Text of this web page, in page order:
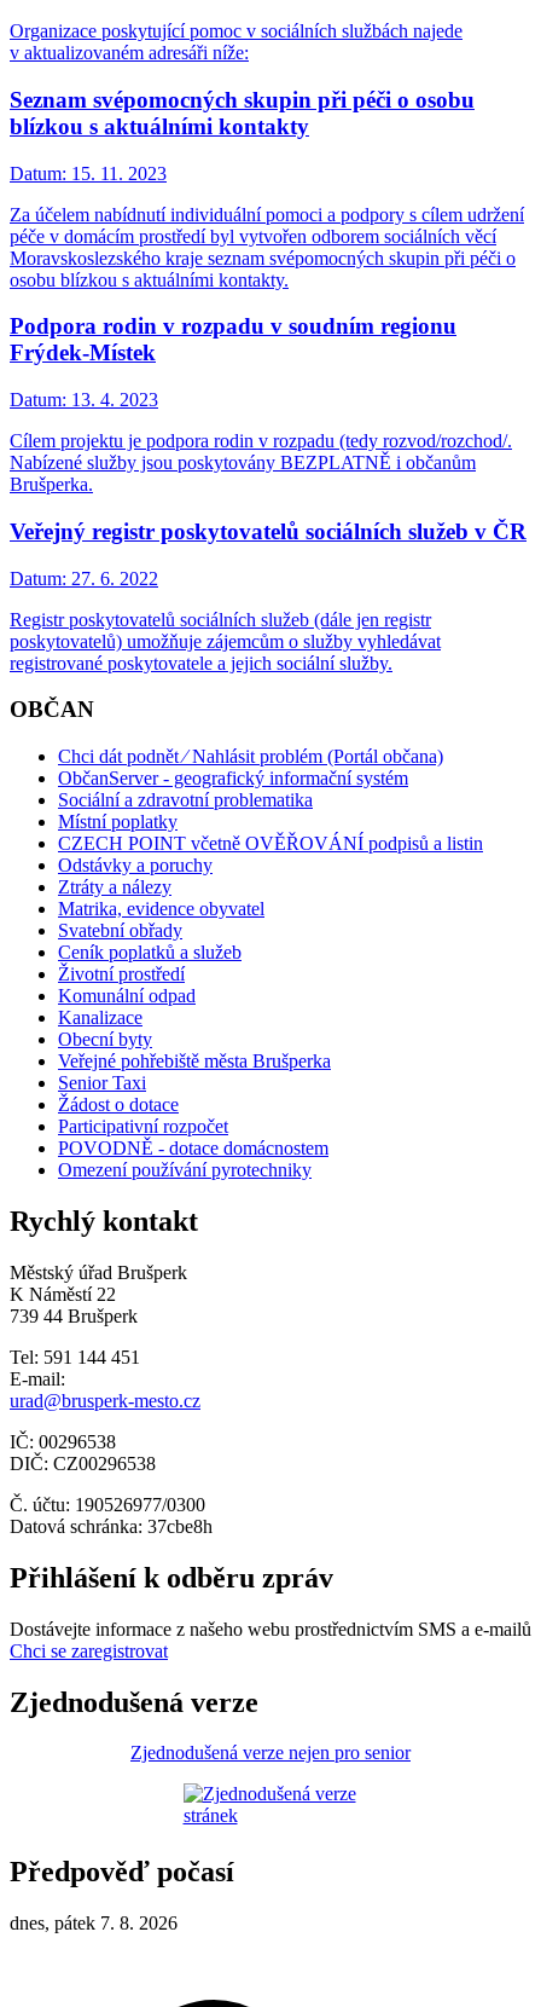
Organizace poskytující pomoc v sociálních službách najede
v aktualizovaném adresáři níže:
Seznam svépomocných skupin při péči o osobu
blízkou s aktuálními kontakty
Datum: 15. 11. 2023
Za účelem nabídnutí individuální pomoci a podpory s cílem udržení
péče v domácím prostředí byl vytvořen odborem sociálních věcí
Moravskoslezského kraje seznam svépomocných skupin při péči o
osobu blízkou s aktuálními kontakty.
Podpora rodin v rozpadu v soudním regionu
Frýdek-Místek
Datum: 13. 4. 2023
Cílem projektu je podpora rodin v rozpadu (tedy rozvod/rozchod/.
Nabízené služby jsou poskytovány BEZPLATNĚ i občanům
Brušperka.
Veřejný registr poskytovatelů sociálních služeb v ČR
Datum: 27. 6. 2022
Registr poskytovatelů sociálních služeb (dále jen registr
poskytovatelů) umožňuje zájemcům o služby vyhledávat
registrované poskytovatele a jejich sociální služby.
OBČAN
Chci dát podnět ⁄ Nahlásit problém (Portál občana)
ObčanServer - geografický informační systém
Sociální a zdravotní problematika
Místní poplatky
CZECH POINT včetně OVĚŘOVÁNÍ podpisů a listin
Odstávky a poruchy
Ztráty a nálezy
Matrika, evidence obyvatel
Svatební obřady
Ceník poplatků a služeb
Životní prostředí
Komunální odpad
Kanalizace
Obecní byty
Veřejné pohřebiště města Brušperka
Senior Taxi
Žádost o dotace
Participativní rozpočet
POVODNĚ - dotace domácnostem
Omezení používání pyrotechniky
Rychlý kontakt
Městský úřad Brušperk
K Náměstí 22
739 44 Brušperk
Tel: 591 144 451
E-mail:
urad@brusperk-mesto.cz
IČ: 00296538
DIČ: CZ00296538
Č. účtu: 190526977/0300
Datová schránka: 37cbe8h
Přihlášení k odběru zpráv
Dostávejte informace z našeho webu prostřednictvím SMS a e-mailů
Chci se zaregistrovat
Zjednodušená verze
Zjednodušená verze nejen pro senior
Předpověď počasí
dnes, pátek 7. 8. 2026